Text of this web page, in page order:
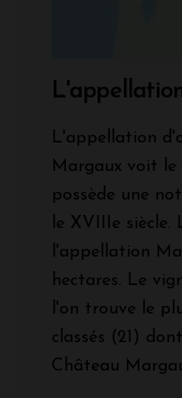
L'appellation
Margaux voit le
possède une
le XVIIIe siècle.
l'appellation
hectares. Le
l'on trouve le
classés (21)
Château